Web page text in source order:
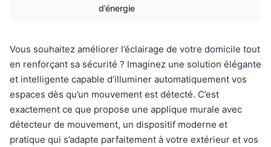
d’énergie
Vous souhaitez améliorer l’éclairage de votre domicile tout
en renforçant sa sécurité ? Imaginez une solution élégante
et intelligente capable d’illuminer automatiquement vos
espaces dès qu’un mouvement est détecté. C’est
exactement ce que propose une applique murale avec
détecteur de mouvement, un dispositif moderne et
pratique qui s’adapte parfaitement à votre extérieur et vos